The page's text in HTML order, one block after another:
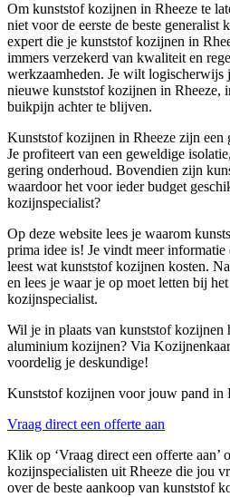
Om kunststof kozijnen in Rheeze te
niet voor de eerste de beste generalist
expert die je kunststof kozijnen in
immers verzekerd van kwaliteit en
werkzaamheden. Je wilt logischerwijs
nieuwe kunststof kozijnen in Rheeze,
buikpijn achter te blijven.
Kunststof kozijnen in Rheeze zijn een
Je profiteert van een geweldige
gering onderhoud. Bovendien zijn
waardoor het voor ieder budget
kozijnspecialist?
Op deze website lees je waarom
prima idee is! Je vindt meer
leest wat kunststof kozijnen kosten.
en lees je waar je op moet letten bij
kozijnspecialist.
Wil je in plaats van kunststof kozijnen
aluminium kozijnen? Via
voordelig je deskundige!
Kunststof kozijnen voor jouw pand in
Vraag direct een offerte aan
Klik op ‘Vraag direct een offerte aan’
kozijnspecialisten uit Rheeze die jou
over de beste aankoop van kunststof